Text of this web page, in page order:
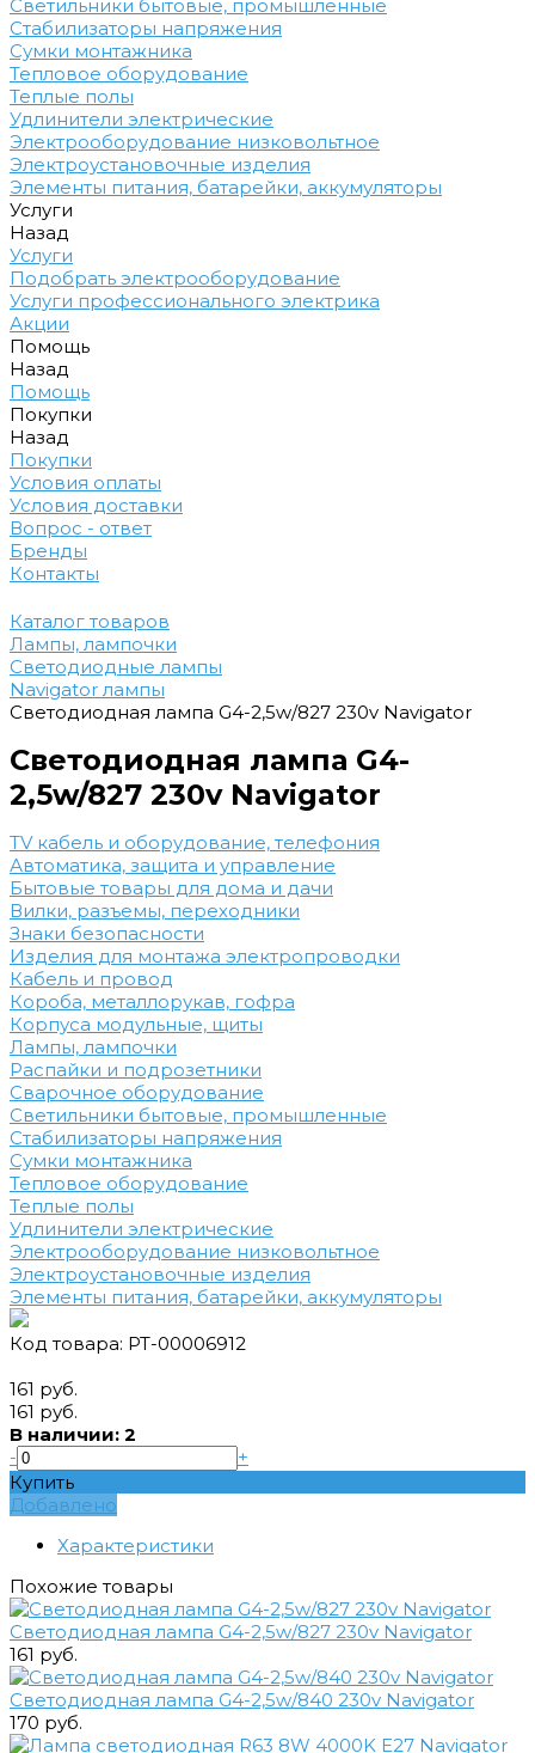
Светильники бытовые, промышленные
Стабилизаторы напряжения
Сумки монтажника
Тепловое оборудование
Теплые полы
Удлинители электрические
Электрооборудование низковольтное
Электроустановочные изделия
Элементы питания, батарейки, аккумуляторы
Услуги
Назад
Услуги
Подобрать электрооборудование
Услуги профессионального электрика
Акции
Помощь
Назад
Помощь
Покупки
Назад
Покупки
Условия оплаты
Условия доставки
Вопрос - ответ
Бренды
Контакты
Каталог товаров
Лампы, лампочки
Светодиодные лампы
Navigator лампы
Светодиодная лампа G4-2,5w/827 230v Navigator
Светодиодная лампа G4-
2,5w/827 230v Navigator
TV кабель и оборудование, телефония
Автоматика, защита и управление
Бытовые товары для дома и дачи
Вилки, разъемы, переходники
Знаки безопасности
Изделия для монтажа электропроводки
Кабель и провод
Короба, металлорукав, гофра
Корпуса модульные, щиты
Лампы, лампочки
Распайки и подрозетники
Сварочное оборудование
Светильники бытовые, промышленные
Стабилизаторы напряжения
Сумки монтажника
Тепловое оборудование
Теплые полы
Удлинители электрические
Электрооборудование низковольтное
Электроустановочные изделия
Элементы питания, батарейки, аккумуляторы
Код товара: РТ-00006912
161 руб.
161 руб.
В наличии: 2
-
+
Купить
Добавлено
Характеристики
Похожие товары
Светодиодная лампа G4-2,5w/827 230v Navigator
161 руб.
Светодиодная лампа G4-2,5w/840 230v Navigator
170 руб.